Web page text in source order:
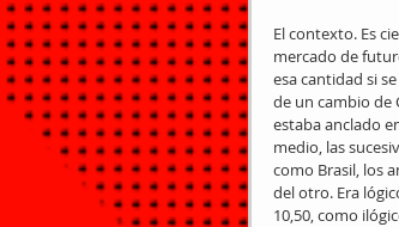
El contexto. Es
mercado de
esa cantidad si
de un cambio de
estaba anclado
medio, las
como Brasil, los
del otro. Era
10,50, como